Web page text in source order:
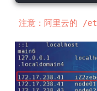
注意：阿里云的 /